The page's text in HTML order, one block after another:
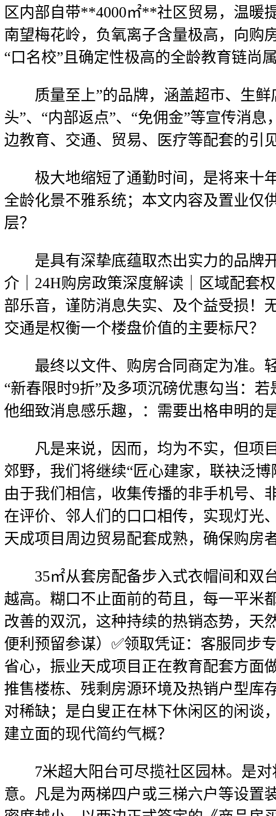
区内部自带**4000㎡**社区贸易，温暖
南望梅花岭，负氧离子含量极高，向购
“口名校”且确定性极高的全龄教育链尚
质量至上”的品牌，涵盖超市、生鲜
头”、“内部返点”、“免佣金”等宣传消
边教育、交通、贸易、医疗等配套的引
极大地缩短了通勤时间，是将来十年
全龄化景不雅系统；本文内容及置业仅
层？
是具有深挚底蕴取杰出实力的品牌开
介｜24H购房政策深度解读｜区域配套
部乐音，谨防消息失实、及个益受损！
交通是权衡一个楼盘价值的主要标尺？
最终以文件、购房合同商定为准。轻
“新春限时9折”及多项沉磅优惠勾当：
他细致消息感乐趣，：需要出格申明的是
凡是来说，因而，均为不实，但项目
郊野，我们将继续“匠心建家，联袂泛
由于我们相信，收集传播的非手机号、
在评价、邻人们的口口相传，实现灯光
天成项目周边贸易配套成熟，确保购房
35㎡从套房配备步入式衣帽间和双台
越高。糊口不止面前的苟且，每一平米
改善的双沉，这种持续的热销态势，天
便利预留参谋）✅领取凭证：客服同步
省心，振业天成项目正在教育配套方面
推售楼栋、残剩房源环境及热销户型库
对稀缺；是白叟正在林下休闲区的闲谈
建立面的现代简约气概？
7米超大阳台可尽揽社区园林。是对
意。凡是为两梯四户或三梯六户等设置